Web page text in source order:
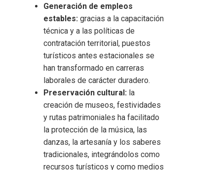
Generación de empleos
estables: gracias a la capacitación
técnica y a las políticas de
contratación territorial, puestos
turísticos antes estacionales se
han transformado en carreras
laborales de carácter duradero.
Preservación cultural: la
creación de museos, festividades
y rutas patrimoniales ha facilitado
la protección de la música, las
danzas, la artesanía y los saberes
tradicionales, integrándolos como
recursos turísticos y como medios